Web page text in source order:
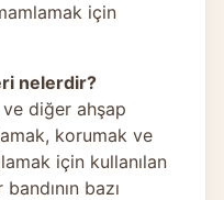
için
nelerdir?
diğer ahşap
korumak ve
için kullanılan
bazı